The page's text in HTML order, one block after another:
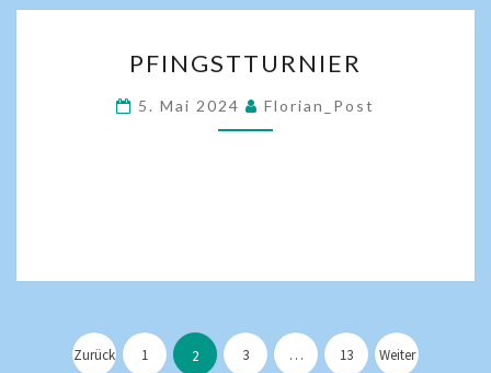
PFINGSTTURNIER
5. Mai 2024 Florian_Post
Zurück 1 2 3 … 13 Weiter